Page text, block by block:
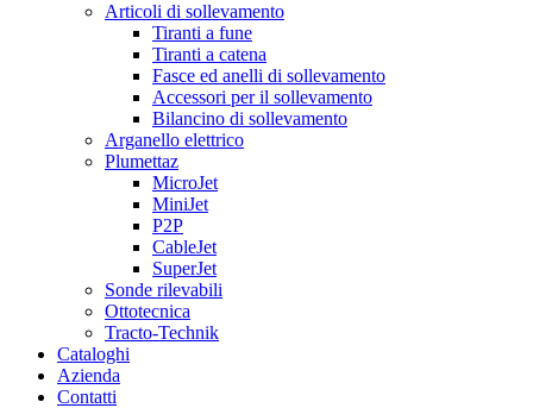
Articoli di sollevamento
Tiranti a fune
Tiranti a catena
Fasce ed anelli di sollevamento
Accessori per il sollevamento
Bilancino di sollevamento
Arganello elettrico
Plumettaz
MicroJet
MiniJet
P2P
CableJet
SuperJet
Sonde rilevabili
Ottotecnica
Tracto-Technik
Cataloghi
Azienda
Contatti